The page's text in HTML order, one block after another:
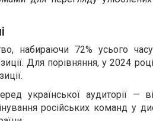
набираючи 72% усього
Для порівняння, у 2024
української аудиторії —
російських команд у